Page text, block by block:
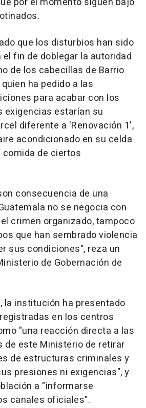
que los disturbios han sido
fin de doblegar la autoridad
de los cabecillas de Barrio
ha pedido a las
para acabar con los
exigencias estarían su
diferente a 'Renovación 1',
acondicionado en su celda
comida de ciertos
consecuencia de una
no se negocia con
crimen organizado, tampoco
que han sembrado violencia
sus condiciones", reza un
de Gobernación de
la institución ha presentado
en los centros
"una reacción directa a las
este Ministerio de retirar
de estructuras criminales y
presiones ni exigencias", y
a "informarse
canales oficiales".